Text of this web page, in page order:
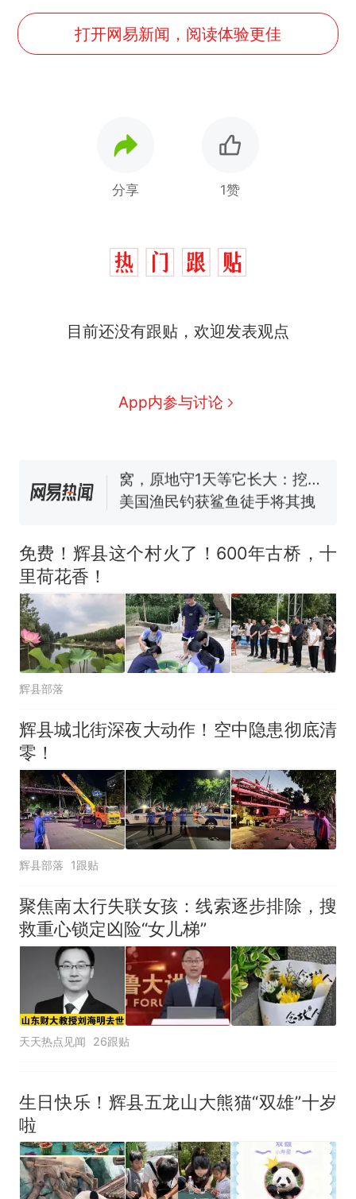
打开网易新闻，阅读体验更佳
分享 1赞
目前还没有跟贴，欢迎发表观点
App内参与讨论
因老师一句“跟我回家”改写了
费大厨“全国小炒肉大王”称
号，仅凭视频评出？中国烹饪
140多朵
美国渔民钓获鲨鱼徒手将其拽
回大海 目击者直呼震惊 （视频
官方通报
那个在床头放菜刀的女孩，
人生
免费！辉县这个村火了！600年古桥，十
里荷花香！
辉县部落
辉县城北街深夜大动作！空中隐患彻底清
零！
辉县部落 1跟贴
聚焦南太行失联女孩：线索逐步排除，搜
救重心锁定凶险“女儿梯”
天天热点见闻 26跟贴
生日快乐！辉县五龙山大熊猫“双雄”十岁
啦